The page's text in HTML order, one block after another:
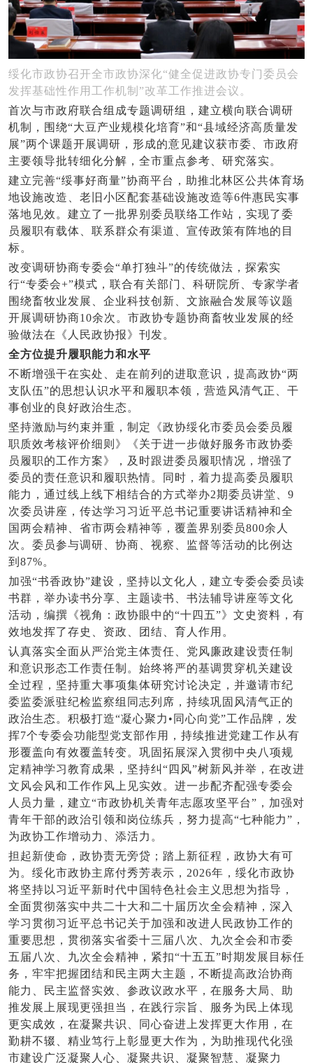
绥化市政协召开全市政协深化“健全促进政协专门委员会
发挥基础性作用工作机制”改革工作推进会议。
首次与市政府联合组成专题调研组，建立横向联合调研
机制，围绕“大豆产业规模化培育”和“县域经济高质量发
展”两个课题开展调研，形成的意见建议获市委、市政府
主要领导批转细化分解，全市重点参考、研究落实。
建立完善“绥事好商量”协商平台，助推北林区公共体育场
地设施改造、老旧小区配套基础设施改造等6件惠民实事
落地见效。建立了一批界别委员联络工作站，实现了委
员履职有载体、联系群众有渠道、宣传政策有阵地的目
标。
改变调研协商专委会“单打独斗”的传统做法，探索实
行“专委会+”模式，联合有关部门、科研院所、专家学者
围绕畜牧业发展、企业科技创新、文旅融合发展等议题
开展调研协商10余次。市政协专题协商畜牧业发展的经
验做法在《人民政协报》刊发。
全方位提升履职能力和水平
不断增强干在实处、走在前列的进取意识，提高政协“两
支队伍”的思想认识水平和履职本领，营造风清气正、干
事创业的良好政治生态。
坚持激励与约束并重，制定《政协绥化市委员会委员履
职质效考核评价细则》《关于进一步做好服务市政协委
员履职的工作方案》，及时跟进委员履职情况，增强了
委员的责任意识和履职热情。同时，着力提高委员履职
能力，通过线上线下相结合的方式举办2期委员讲堂、9
次委员讲座，传达学习习近平总书记重要讲话精神和全
国两会精神、省市两会精神等，覆盖界别委员800余人
次。委员参与调研、协商、视察、监督等活动的比例达
到87%。
加强“书香政协”建设，坚持以文化人，建立专委会委员读
书群，举办读书分享、主题读书、书法辅导讲座等文化
活动，编撰《视角：政协眼中的“十四五”》文史资料，有
效地发挥了存史、资政、团结、育人作用。
认真落实全面从严治党主体责任、党风廉政建设责任制
和意识形态工作责任制。始终将严的基调贯穿机关建设
全过程，坚持重大事项集体研究讨论决定，并邀请市纪
委监委派驻纪检监察组同志列席，持续巩固风清气正的
政治生态。积极打造“凝心聚力•同心向党”工作品牌，发
挥7个专委会功能型党支部作用，持续推进党建工作从有
形覆盖向有效覆盖转变。巩固拓展深入贯彻中央八项规
定精神学习教育成果，坚持纠“四风”树新风并举，在改进
文风会风和工作作风上见实效。进一步配齐配强专委会
人员力量，建立“市政协机关青年志愿攻坚平台”，加强对
青年干部的政治引领和岗位练兵，努力提高“七种能力”，
为政协工作增动力、添活力。
担起新使命，政协责无旁贷；踏上新征程，政协大有可
为。绥化市政协主席付秀芳表示，2026年，绥化市政协
将坚持以习近平新时代中国特色社会主义思想为指导，
全面贯彻落实中共二十大和二十届历次全会精神，深入
学习贯彻习近平总书记关于加强和改进人民政协工作的
重要思想，贯彻落实省委十三届八次、九次全会和市委
五届八次、九次全会精神，紧扣“十五五”时期发展目标任
务，牢牢把握团结和民主两大主题，不断提高政治协商
能力、民主监督实效、参政议政水平，在服务大局、助
推发展上展现更强担当，在践行宗旨、服务为民上体现
更实成效，在凝聚共识、同心奋进上发挥更大作用，在
勤耕不辍、精业笃行上彰显更大作为，为助推现代化强
市建设广泛凝聚人心、凝聚共识、凝聚智慧、凝聚力